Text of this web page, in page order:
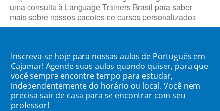
uma consulta à Language Trainers Brasil para saber
mais sobre nossos pacotes de cursos personalizados
Inscreva-se hoje para nossas aulas de Português em
Cajamar! Agende suas aulas quando quiser, para que
você sempre encontre tempo para estudar,
independentemente do horário ou local. Você nem
precisa sair de casa para se encontrar com seu
professor!